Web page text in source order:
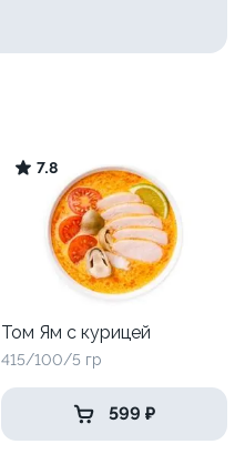
7.8
Том Ям с курицей
415/100/5 гр
599 ₽